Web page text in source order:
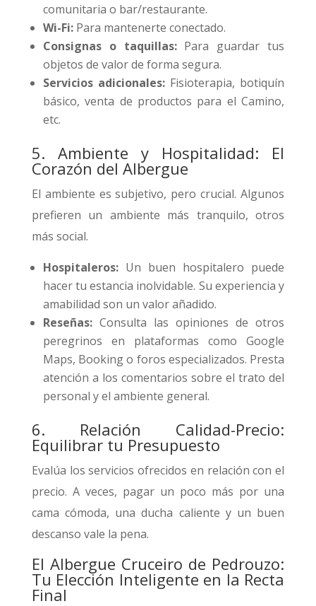
comunitaria o bar/restaurante.
Wi-Fi:Para mantenerte conectado.
Consignas o taquillas:Para guardar tus
objetos de valor de forma segura.
Servicios adicionales:Fisioterapia, botiquín
básico, venta de productos para el Camino,
etc.
5. Ambiente y Hospitalidad: El
Corazón del Albergue
El ambiente es subjetivo, pero crucial. Algunos
prefieren un ambiente más tranquilo, otros
más social.
Hospitaleros:Un buen hospitalero puede
hacer tu estancia inolvidable. Su experiencia y
amabilidad son un valor añadido.
Reseñas:Consulta las opiniones de otros
peregrinos en plataformas como Google
Maps, Booking o foros especializados. Presta
atención a los comentarios sobre el trato del
personal y el ambiente general.
6. Relación Calidad-Precio:
Equilibrar tu Presupuesto
Evalúa los servicios ofrecidos en relación con el
precio. A veces, pagar un poco más por una
cama cómoda, una ducha caliente y un buen
descanso vale la pena.
El Albergue Cruceiro de Pedrouzo:
Tu Elección Inteligente en la Recta
Final